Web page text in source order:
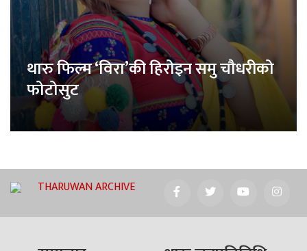
थारु फिल्म ‘विरा’की हिरोइन समु चौधरीको
फोटोसुट
THARUWAN ARCHIVE